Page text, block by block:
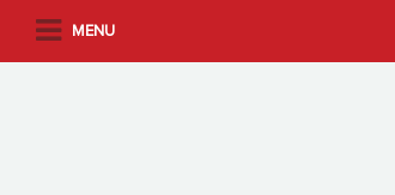
MENU